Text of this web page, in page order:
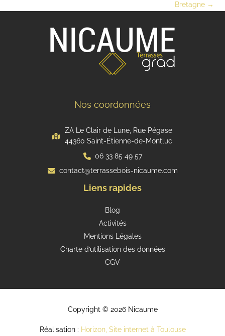
Bretagne →
Nos coordonnées
ZA Le Clair de Lune, Rue Pégase
44360 Saint-Étienne-de-Montluc
06 33 85 49 57
contact@terrassebois-nicaume.com
Liens rapides
Blog
Activités
Mentions Légales
Charte d’utilisation des données
CGV
Copyright © 2026 Nicaume
Réalisation : Horizon, Site internet à Toulouse